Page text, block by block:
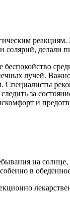
делали
лучей.
за
и
на
в